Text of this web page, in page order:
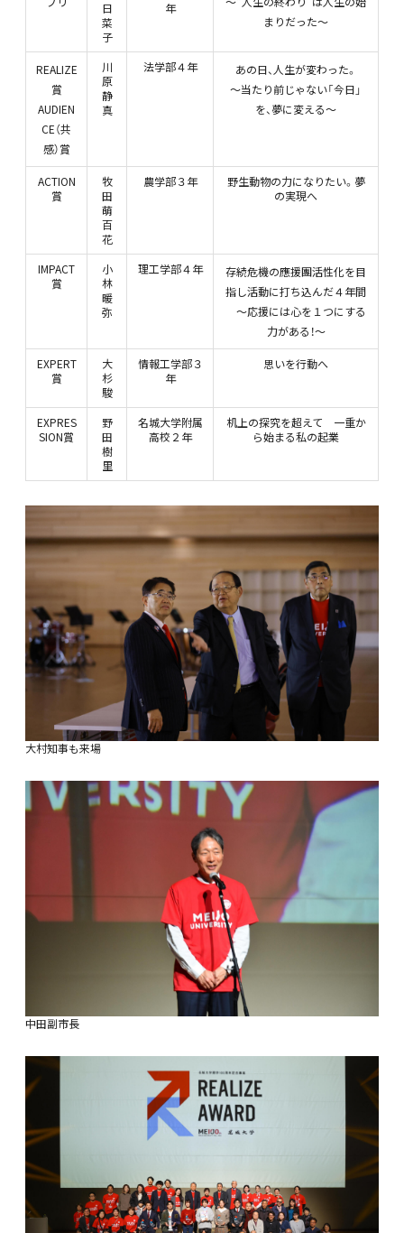
日
菜
子
年
まりだった～
REALIZE
賞
AUDIEN
CE（共
感）賞
川
原
静
真
法学部４年
あの日、人生が変わった。
～当たり前じゃない「今日」
を、夢に変える～
ACTION
賞
牧
田
萌
百
花
農学部３年
野生動物の力になりたい。夢
の実現へ
IMPACT
賞
小
林
暖
弥
理工学部４年
存続危機の應援團活性化を目
指し活動に打ち込んだ４年間
～応援には心を１つにする
力がある！～
EXPERT
賞
大
杉
駿
情報工学部３
年
思いを行動へ
EXPRES
SION賞
野
田
樹
里
名城大学附属
高校２年
机上の探究を超えて 一重か
ら始まる私の起業
大村知事も来場
中田副市長